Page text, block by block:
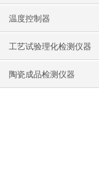
温度控制器
工艺试验理化检测仪器
陶瓷成品检测仪器